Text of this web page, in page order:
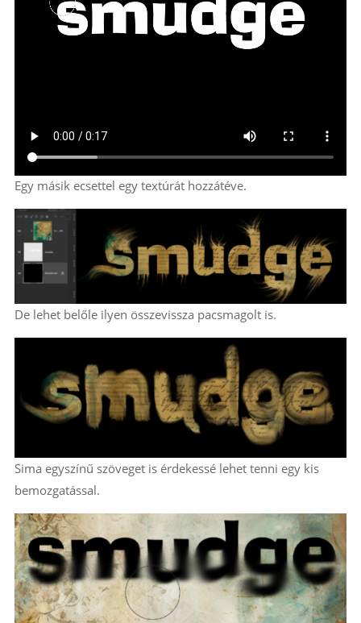
Egy másik ecsettel egy textúrát hozzátéve.
De lehet belőle ilyen összevissza pacsmagolt is.
Sima egyszínű szöveget is érdekessé lehet tenni egy kis
bemozgatással.